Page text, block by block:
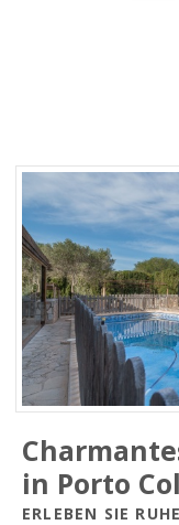
in Porto
ERLEBEN SIE